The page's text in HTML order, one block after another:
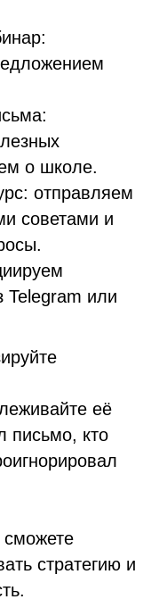
о школе.
отправляем
советами и
Telegram или
её
письмо, кто
стратегию и